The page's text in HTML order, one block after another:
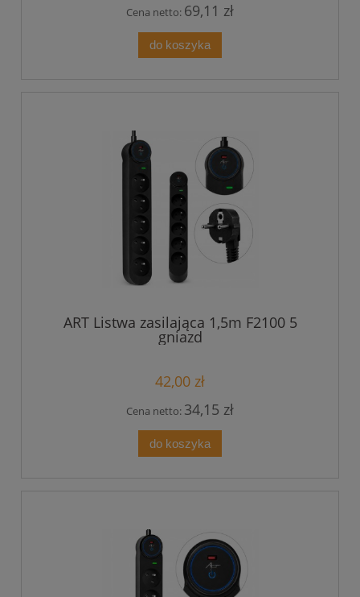
Cena netto: 69,11 zł
do koszyka
ART Listwa zasilająca 1,5m F2100 5
gniazd
42,00 zł
Cena netto: 34,15 zł
do koszyka